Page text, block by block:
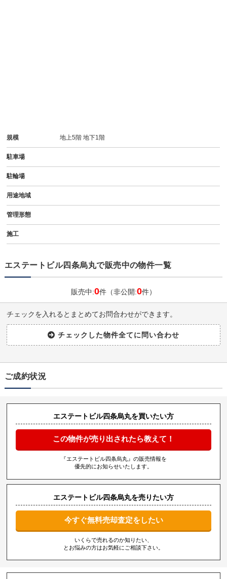
規模 地上5階 地下1階
駐車場
駐輪場
用途地域
管理形態
施工
エステートビル四条烏丸で販売中の物件一覧
販売中:0件（非公開:0件）
チェックを入れるとまとめてお問合わせができます。
ご成約状況
エステートビル四条烏丸を買いたい方
この物件が売り出されたら教えて！
『エステートビル四条烏丸』の販売情報を
優先的にお知らせいたします。
エステートビル四条烏丸を売りたい方
今すぐ無料売却査定をしたい
いくらで売れるのか知りたい、
とお悩みの方はお気軽にご相談下さい。